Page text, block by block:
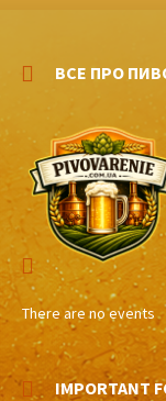
ВСЕ ПРО
There are no events
IMPORTANT